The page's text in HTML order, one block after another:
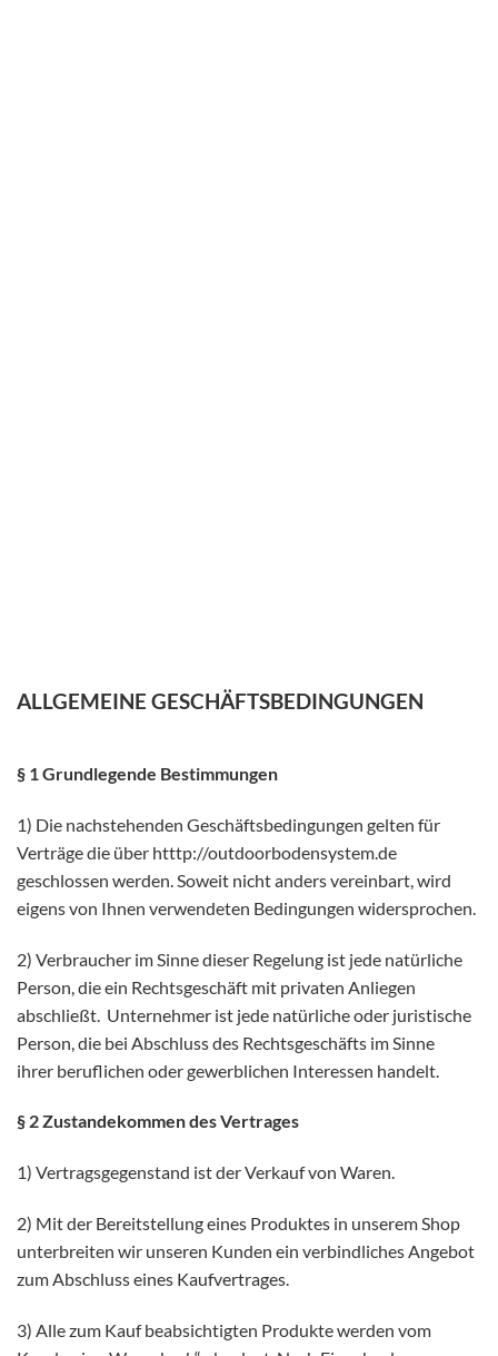
ALLGEMEINE GESCHÄFTSBEDINGUNGEN
§ 1 Grundlegende Bestimmungen
1) Die nachstehenden Geschäftsbedingungen gelten für
Verträge die über htttp://outdoorbodensystem.de
geschlossen werden. Soweit nicht anders vereinbart, wird
eigens von Ihnen verwendeten Bedingungen widersprochen.
2) Verbraucher im Sinne dieser Regelung ist jede natürliche
Person, die ein Rechtsgeschäft mit privaten Anliegen
abschließt. Unternehmer ist jede natürliche oder juristische
Person, die bei Abschluss des Rechtsgeschäfts im Sinne
ihrer beruflichen oder gewerblichen Interessen handelt.
§ 2 Zustandekommen des Vertrages
1) Vertragsgegenstand ist der Verkauf von Waren.
2) Mit der Bereitstellung eines Produktes in unserem Shop
unterbreiten wir unseren Kunden ein verbindliches Angebot
zum Abschluss eines Kaufvertrages.
3) Alle zum Kauf beabsichtigten Produkte werden vom